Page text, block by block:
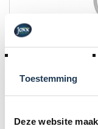
Toestemming
Deze website